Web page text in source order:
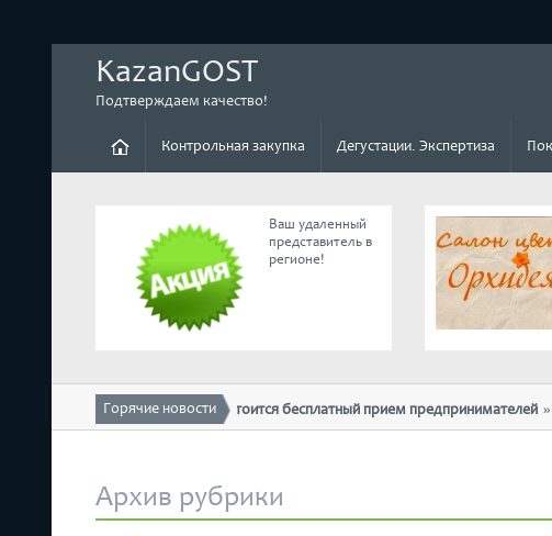
KazanGOST
Подтверждаем качество!
Контрольная закупка Дегустации. Экспертиза
Ваш удаленный
представитель в
регионе!
Горячие новости
10 февраля в ТПП РТ состоится бесплатный прием предпринимателей
Архив рубрики